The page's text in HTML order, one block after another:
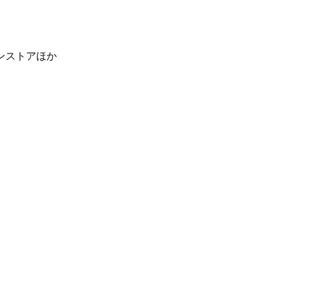
ストアほか